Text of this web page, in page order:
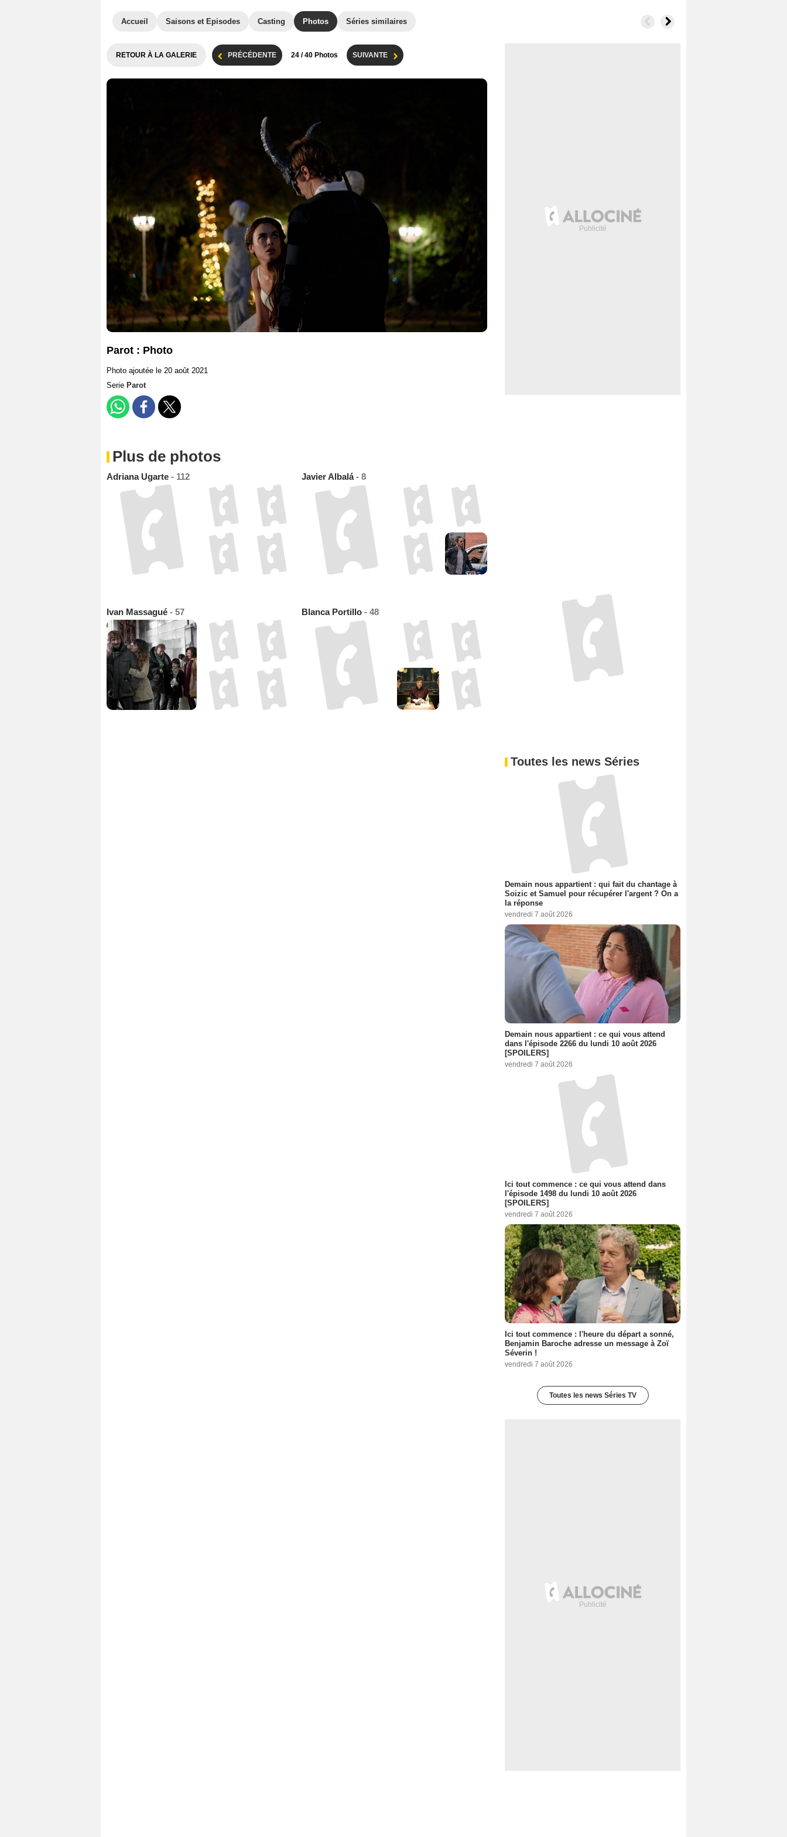
Accueil Saisons et Episodes Casting Photos Séries similaires
RETOUR À LA GALERIE PRÉCÉDENTE 24 / 40 Photos SUIVANTE
Parot : Photo
Photo ajoutée le 20 août 2021
Serie Parot
Plus de photos
Adriana Ugarte - 112 Javier Albalá- 8
Ivan Massagué - 57 Blanca Portillo - 48
Toutes les news Séries
Demain nous appartient : qui fait du chantage à
Soizic et Samuel pour récupérer l'argent ? On a
la réponse
vendredi 7 août 2026
Demain nous appartient : ce qui vous attend
dans l'épisode 2266 du lundi 10 août 2026
[SPOILERS]
vendredi 7 août 2026
Ici tout commence : ce qui vous attend dans
l'épisode 1498 du lundi 10 août 2026
[SPOILERS]
vendredi 7 août 2026
Ici tout commence : l'heure du départ a sonné,
Benjamin Baroche adresse un message à Zoï
Séverin !
vendredi 7 août 2026
Toutes les news Séries TV